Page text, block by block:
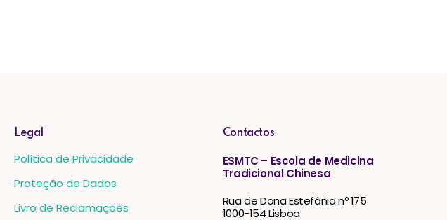
Legal
Política de Privacidade
Proteção de Dados
Livro de Reclamações
Contactos
ESMTC – Escola de Medicina
Tradicional Chinesa
Rua de Dona Estefânia nº 175
1000-154 Lisboa